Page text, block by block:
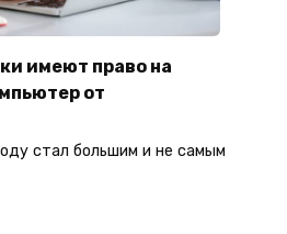
имеют право на
от
стал большим и не самым